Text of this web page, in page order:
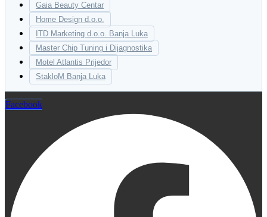
Gaia Beauty Centar
Home Design d.o.o.
ITD Marketing d.o.o. Banja Luka
Master Chip Tuning i Dijagnostika
Motel Atlantis Prijedor
StakloM Banja Luka
Facebook